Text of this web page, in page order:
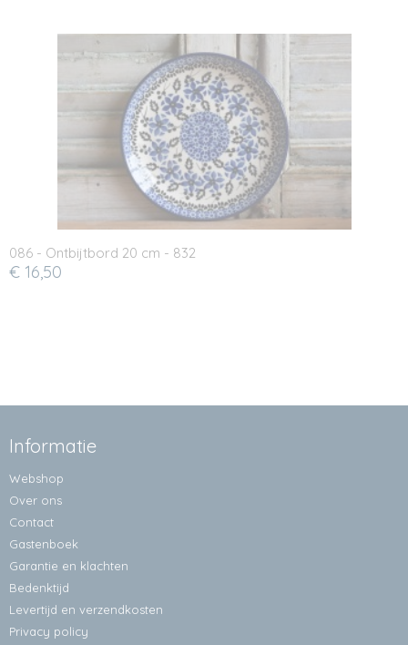
086 - Ontbijtbord 20 cm - 832
€ 16,50
Informatie
Webshop
Over ons
Contact
Gastenboek
Garantie en klachten
Bedenktijd
Levertijd en verzendkosten
Privacy policy